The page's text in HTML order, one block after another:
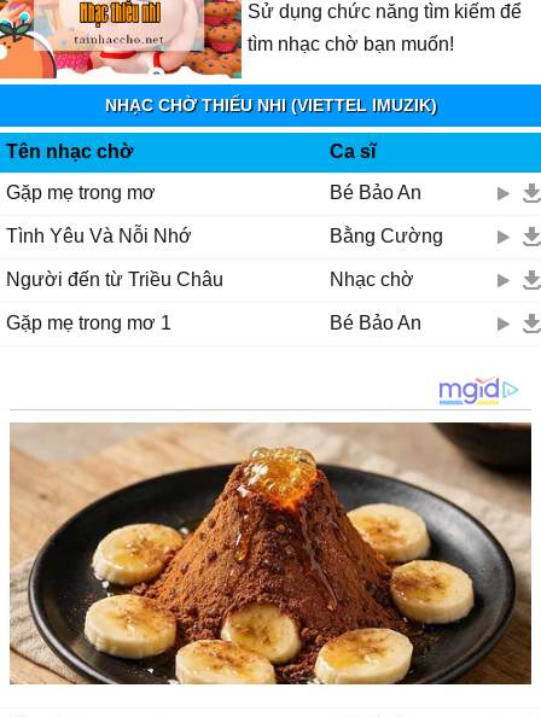
Sử dụng chức năng tìm kiếm để
tìm nhạc chờ bạn muốn!
NHẠC CHỜ THIẾU NHI (VIETTEL IMUZIK)
Tên nhạc chờ
Ca sĩ
Gặp mẹ trong mơ
Bé Bảo An
Tình Yêu Và Nỗi Nhớ Bằng Cường
Người đến từ Triều Châu Nhạc chờ
Gặp mẹ trong mơ 1 Bé Bảo An